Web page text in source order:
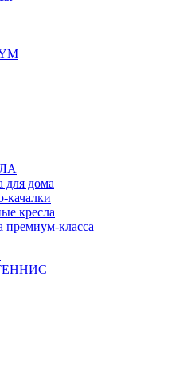
для дома
качалки
кресла
премиум-класса